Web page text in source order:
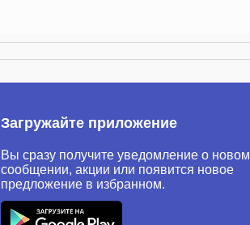
Загружайте приложение
Вы сразу получите уведомление о новом
сообщении, акции или появится новое
предложение в избранном.